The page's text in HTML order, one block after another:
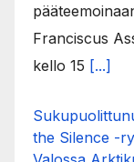
Franciscus
kello 15 [...]
the Silence -